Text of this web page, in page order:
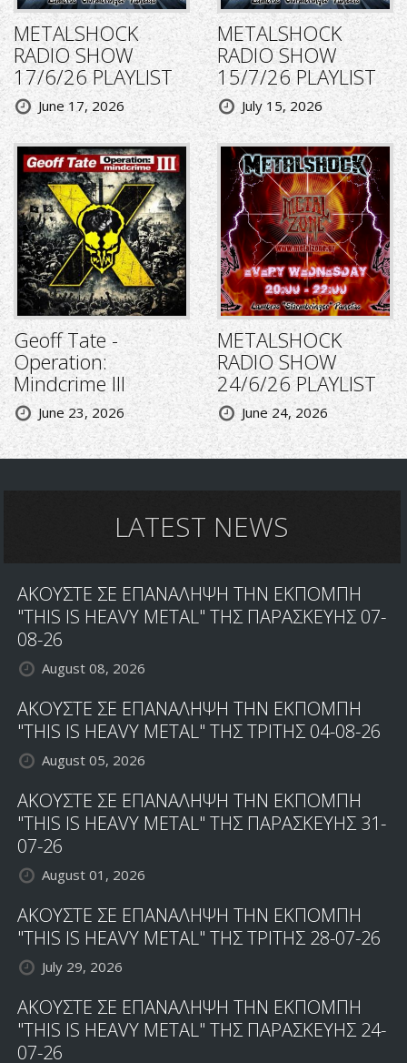
METALSHOCK
RADIO SHOW
17/6/26 PLAYLIST
June 17, 2026
METALSHOCK
RADIO SHOW
15/7/26 PLAYLIST
July 15, 2026
Geoff Tate -
Operation:
Mindcrime III
June 23, 2026
METALSHOCK
RADIO SHOW
24/6/26 PLAYLIST
June 24, 2026
LATEST NEWS
ΑΚΟΥΣΤΕ ΣΕ ΕΠΑΝΑΛΗΨΗ ΤΗΝ ΕΚΠΟΜΠΗ
"THIS IS HEAVY METAL" ΤΗΣ ΠΑΡΑΣΚΕΥΗΣ 07-
08-26
August 08, 2026
ΑΚΟΥΣΤΕ ΣΕ ΕΠΑΝΑΛΗΨΗ ΤΗΝ ΕΚΠΟΜΠΗ
"THIS IS HEAVY METAL" ΤΗΣ ΤΡΙΤΗΣ 04-08-26
August 05, 2026
ΑΚΟΥΣΤΕ ΣΕ ΕΠΑΝΑΛΗΨΗ ΤΗΝ ΕΚΠΟΜΠΗ
"THIS IS HEAVY METAL" ΤΗΣ ΠΑΡΑΣΚΕΥΗΣ 31-
07-26
August 01, 2026
ΑΚΟΥΣΤΕ ΣΕ ΕΠΑΝΑΛΗΨΗ ΤΗΝ ΕΚΠΟΜΠΗ
"THIS IS HEAVY METAL" ΤΗΣ ΤΡΙΤΗΣ 28-07-26
July 29, 2026
ΑΚΟΥΣΤΕ ΣΕ ΕΠΑΝΑΛΗΨΗ ΤΗΝ ΕΚΠΟΜΠΗ
"THIS IS HEAVY METAL" ΤΗΣ ΠΑΡΑΣΚΕΥΗΣ 24-
07-26